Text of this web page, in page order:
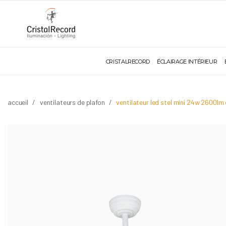
CRISTALRECORD ÉCLAIRAGE INTÉRIEUR
accueil ventilateurs de plafon ventilateur led stel mini 24w